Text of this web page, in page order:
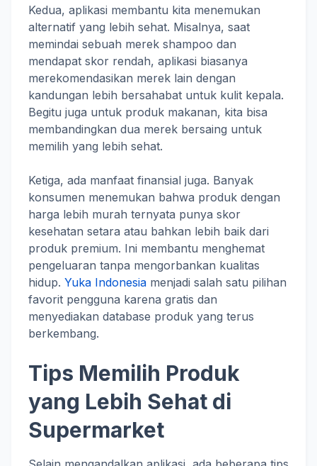
Kedua, aplikasi membantu kita menemukan
alternatif yang lebih sehat. Misalnya, saat
memindai sebuah merek shampoo dan
mendapat skor rendah, aplikasi biasanya
merekomendasikan merek lain dengan
kandungan lebih bersahabat untuk kulit kepala.
Begitu juga untuk produk makanan, kita bisa
membandingkan dua merek bersaing untuk
memilih yang lebih sehat.
Ketiga, ada manfaat finansial juga. Banyak
konsumen menemukan bahwa produk dengan
harga lebih murah ternyata punya skor
kesehatan setara atau bahkan lebih baik dari
produk premium. Ini membantu menghemat
pengeluaran tanpa mengorbankan kualitas
hidup. Yuka Indonesia menjadi salah satu pilihan
favorit pengguna karena gratis dan
menyediakan database produk yang terus
berkembang.
Tips Memilih Produk
yang Lebih Sehat di
Supermarket